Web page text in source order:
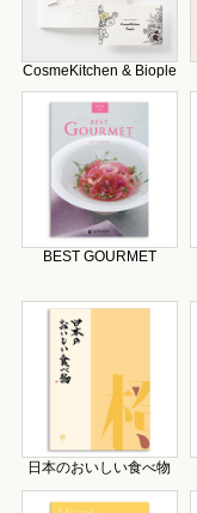
CosmeKitchen & Biople
BEST GOURMET
日本のおいしい食べ物